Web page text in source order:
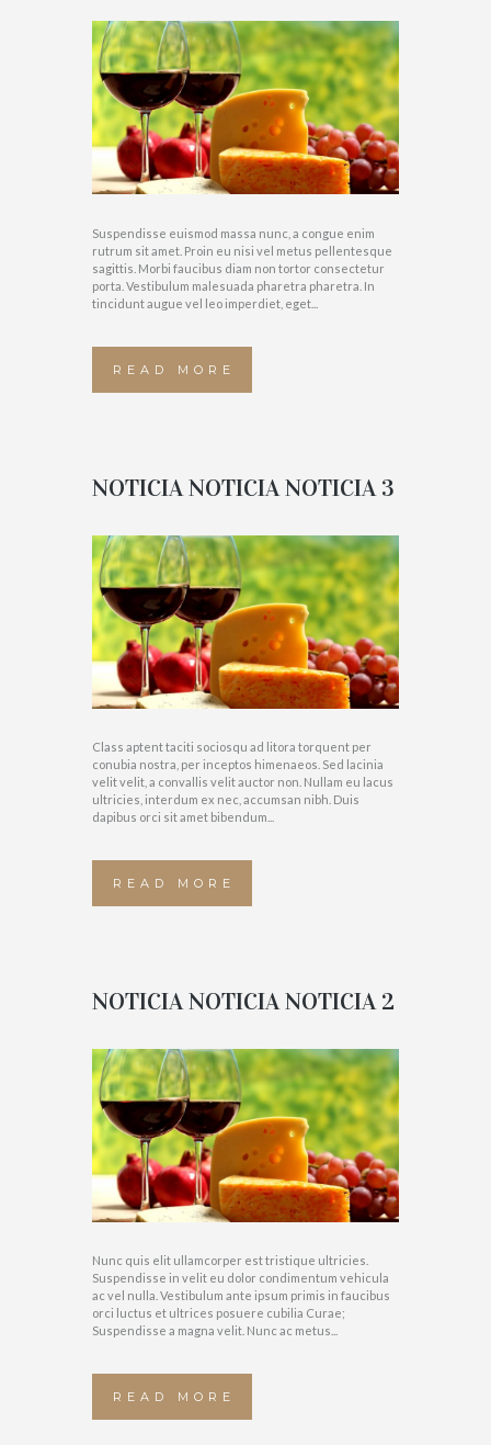
Suspendisse euismod massa nunc, a congue enim
rutrum sit amet. Proin eu nisi vel metus pellentesque
sagittis. Morbi faucibus diam non tortor consectetur
porta. Vestibulum malesuada pharetra pharetra. In
tincidunt augue vel leo imperdiet, eget...
READ MORE
NOTICIA NOTICIA NOTICIA 3
Class aptent taciti sociosqu ad litora torquent per
conubia nostra, per inceptos himenaeos. Sed lacinia
velit velit, a convallis velit auctor non. Nullam eu lacus
ultricies, interdum ex nec, accumsan nibh. Duis
dapibus orci sit amet bibendum...
READ MORE
NOTICIA NOTICIA NOTICIA 2
Nunc quis elit ullamcorper est tristique ultricies.
Suspendisse in velit eu dolor condimentum vehicula
ac vel nulla. Vestibulum ante ipsum primis in faucibus
orci luctus et ultrices posuere cubilia Curae;
Suspendisse a magna velit. Nunc ac metus...
READ MORE